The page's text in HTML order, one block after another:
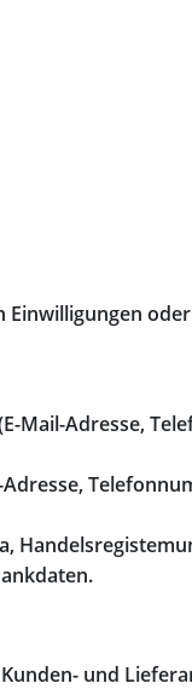
Mail-Adresse,
und